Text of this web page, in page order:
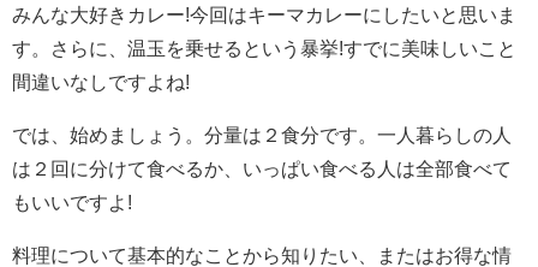
みんな大好きカレー!今回はキーマカレーにしたいと思いま
す。さらに、温玉を乗せるという暴挙!すでに美味しいこと
間違いなしですよね!
では、始めましょう。分量は２食分です。一人暮らしの人
は２回に分けて食べるか、いっぱい食べる人は全部食べて
もいいですよ!
料理について基本的なことから知りたい、またはお得な情